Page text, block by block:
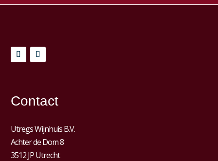
Contact
Utregs Wijnhuis B.V.
Achter de Dom 8
3512 JP Utrecht